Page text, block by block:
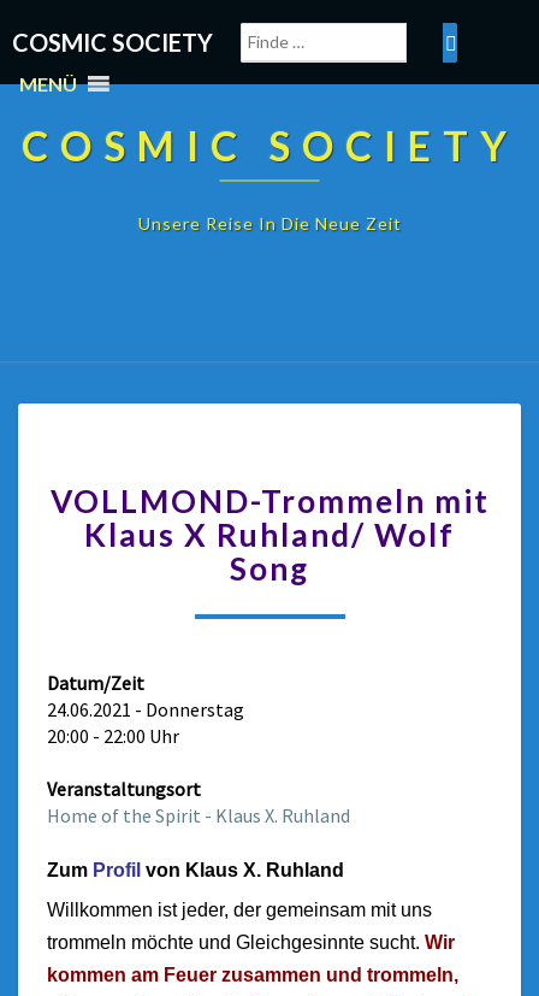
COSMIC SOCIETY
MENÜ
COSMIC SOCIETY
Unsere Reise In Die Neue Zeit
VOLLMOND-Trommeln mit
Klaus X Ruhland/ Wolf
Song
Datum/Zeit
24.06.2021 - Donnerstag
20:00 - 22:00 Uhr
Veranstaltungsort
Home of the Spirit - Klaus X. Ruhland
Zum Profil von Klaus X. Ruhland
Willkommen ist jeder, der gemeinsam mit uns
trommeln möchte und Gleichgesinnte sucht. Wir
kommen am Feuer zusammen und trommeln,